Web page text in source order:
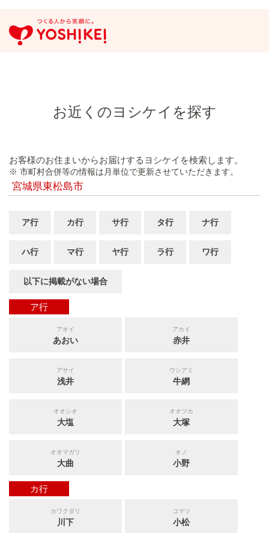
お近くのヨシケイを探す
お客様のお住まいからお届けするヨシケイを検索します。
※ 市町村合併等の情報は月単位で更新させていただきます。
宮城県東松島市
ア行 カ行 サ行 タ行 ナ行
ハ行 マ行 ヤ行 ラ行 ワ行
以下に掲載がない場合
ア行
アオイ
あおい
アカイ
赤井
アサイ
浅井
ウシアミ
牛網
オオシオ
大塩
オオツカ
大塚
オオマガリ
大曲
オノ
小野
カ行
カワクダリ
川下
コマツ
小松